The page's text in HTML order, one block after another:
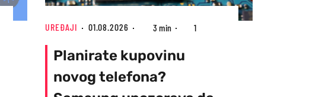
UREĐAJI 01.08.2026 3 min 1
Planirate kupovinu
novog telefona?